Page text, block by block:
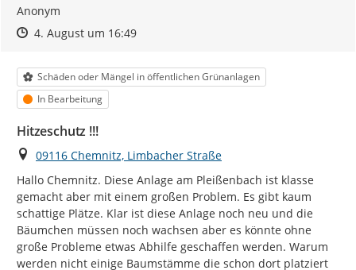
Anonym
Zeitpunkt des Erstellens
Zeitpunkt des Erstellens
4. August um 16:49Zur Äußerung
Kategorie
Schäden oder Mängel in öffentlichen Grünanlagen
Status
In Bearbeitung
Hitzeschutz !!!
Ort
09116 Chemnitz, Limbacher Straße
Hallo Chemnitz. Diese Anlage am Pleißenbach ist klasse
gemacht aber mit einem großen Problem. Es gibt kaum
schattige Plätze. Klar ist diese Anlage noch neu und die
Bäumchen müssen noch wachsen aber es könnte ohne
große Probleme etwas Abhilfe geschaffen werden. Warum
werden nicht einige Baumstämme die schon dort platziert